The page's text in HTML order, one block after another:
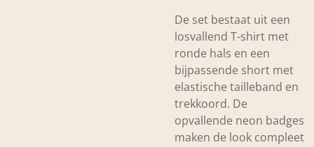
De set bestaat uit een
losvallend T-shirt met
ronde hals en een
bijpassende short met
elastische tailleband en
trekkoord. De
opvallende neon badges
maken de look compleet